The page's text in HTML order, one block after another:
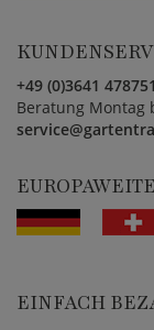
+49 (0)3641
Beratung Montag
EINFACH